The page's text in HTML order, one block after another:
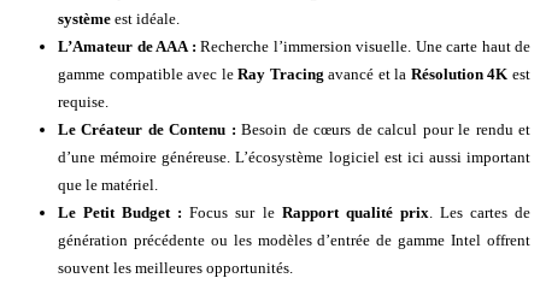
système est idéale.
L’Amateur de AAA : Recherche l’immersion visuelle. Une carte haut de
gamme compatible avec leRay Tracing avancé et la Résolution 4K est
requise.
Le Créateur de Contenu : Besoin de cœurs de calcul pour le rendu et
d’une mémoire généreuse. L’écosystème logiciel est ici aussi important
que le matériel.
Le Petit Budget : Focus sur le Rapport qualité prix. Les cartes de
génération précédente ou les modèles d’entrée de gamme Intel offrent
souvent les meilleures opportunités.